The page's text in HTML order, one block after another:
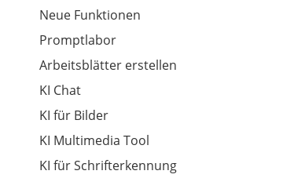
Neue Funktionen
Promptlabor
Arbeitsblätter erstellen
KI Chat
KI für Bilder
KI Multimedia Tool
KI für Schrifterkennung